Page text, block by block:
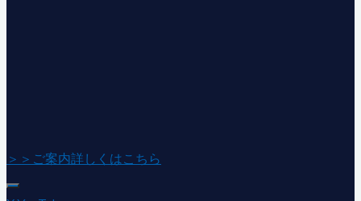
＞＞ご案内詳しくはこちら